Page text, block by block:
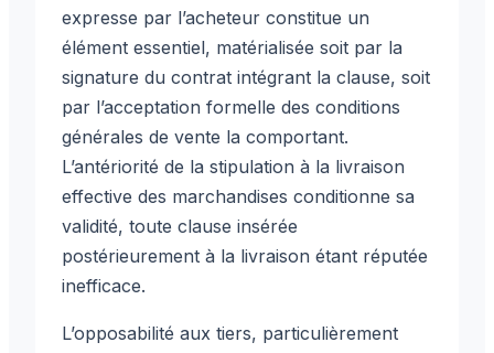
expresse par l’acheteur constitue un
élément essentiel, matérialisée soit par la
signature du contrat intégrant la clause, soit
par l’acceptation formelle des conditions
générales de vente la comportant.
L’antériorité de la stipulation à la livraison
effective des marchandises conditionne sa
validité, toute clause insérée
postérieurement à la livraison étant réputée
inefficace.
L’opposabilité aux tiers, particulièrement